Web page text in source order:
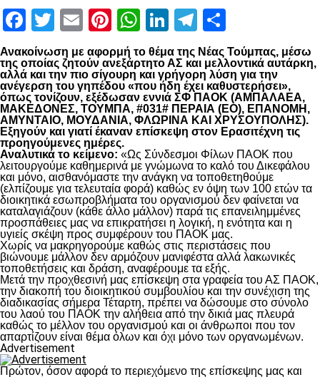
Facebook
Twitter
EmailPinterest
WhatsApp
LinkedIn
Telegram
Ανακοίνωση με αφορμή το θέμα της Νέας Τούμπας, μέσω
της οποίας ζητούν ανεξάρτητο ΑΣ και μελλοντικά αυτάρκη,
αλλά και την πιο σίγουρη και γρήγορη λύση για την
ανέγερση του γηπέδου «που ήδη έχει καθυστερήσει»,
όπως τονίζουν, εξέδωσαν εννιά ΣΦ ΠΑΟΚ (ΑΜΠΑΛΑΕΑ,
ΜΑΚΕΔΟΝΕΣ, ΤΟΥΜΠΑ, #031# ΠΕΡΑΙΑ (ΕΟ), ΕΠΑΝΟΜΗ,
ΑΜΥΝΤΑΙΟ, ΜΟΥΔΑΝΙΑ, ΦΛΩΡΙΝΑ ΚΑΙ ΧΡΥΣΟΥΠΟΛΗΣ).
Εξηγούν και γιατί έκαναν επίσκεψη στον Ερασιτέχνη τις
προηγούμενες ημέρες.
Αναλυτικά το κείμενο: «Ως Σύνδεσμοι Φίλων ΠΑΟΚ που
λειτουργούμε καθημερινά με γνώμωνα το καλό του Δικεφάλου
και μόνο, αισθανόμαστε την ανάγκη να τοποθετηθούμε
(ελπίζουμε για τελευταία φορά) καθώς εν όψη των 100 ετών τα
διοικητικά εσωπροβλήματα του οργανισμού δεν φαίνεται να
καταλαγιάζουν (κάθε άλλο μάλλον) παρά τις επανειλημμένες
προσπάθειες μας να επικρατήσει η λογική, η ενότητα και η
υγιείς σκέψη προς συμφέρουν του ΠΑΟΚ μας.
Χωρίς να μακρηγορούμε καθώς στις περιστάσεις που
βιώνουμε μάλλον δεν αρμόζουν μανιφέστα αλλά λακωνικές
τοποθετήσεις και δράση, αναφέρουμε τα εξής.
Μετά την προχθεσινή μας επίσκεψη στα γραφεία του ΑΣ ΠΑΟΚ,
την διακοπή του διοικητικού συμβουλίου και την συνέχιση της
διαδικασίας σήμερα Τέταρτη, πρέπει να δώσουμε στο σύνολο
του λαού του ΠΑΟΚ την αλήθεια από την δικιά μας πλευρά
καθώς το μέλλον του οργανισμού και οι άνθρωποι που τον
απαρτίζουν είναι θέμα όλων και όχι μόνο των οργανωμένων.
Advertisement
Πρώτον, όσον αφορά το περιεχόμενο της επίσκεψης μας και